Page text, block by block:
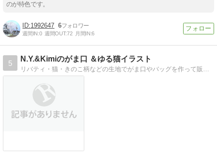
のが特色です。
1992647 6
週間IN:0 週間OUT:72 月間IN:6
5
N.Y.&Kimiのがま口 ＆ゆる猫イラスト